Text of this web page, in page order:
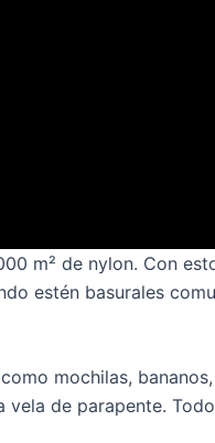
m² de nylon. Con
estén basurales
mochilas,
de parapente.